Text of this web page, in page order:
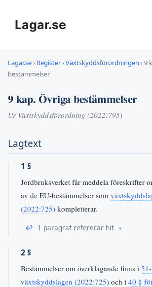
innehållLagar.se
Lagar.se› Register›Växtskyddsförordningen ›9
bestämmelser
9 kap. Övriga bestämmelser
Ur Växtskyddsförordning (2022:795)
Lagtext
1 §
Jordbruksverket får meddela föreskrifter
av de EU-bestämmelser som
(2022:725) kompletterar.
↩ 1 paragraf refererar hit
2 §
Bestämmelser om överklagande finns i
växtskyddslagen (2022:725) och i 40 §